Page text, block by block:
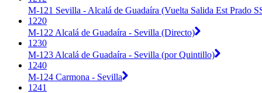
M-121 Sevilla - Alcalá de Guadaíra (Vuelta Salida Est Prado
1220
M-122 Alcalá de Guadaíra - Sevilla (Directo)
1230
M-123 Alcalá de Guadaíra - Sevilla (por Quintillo)
1240
M-124 Carmona - Sevilla
1241